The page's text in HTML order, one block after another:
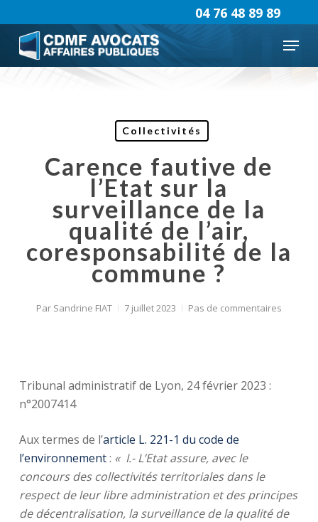
to
main
content
Menu
04 76 48 89 89
Collectivités
Carence fautive de
l’Etat sur la
surveillance de la
qualité de l’air,
coresponsabilité de la
commune ?
ParSandrine FIAT 7 juillet 2023 Pas de commentaires
Tribunal administratif de Lyon, 24 février 2023 :
n°2007414
Aux termes de l’article L. 221-1 du code de
l’environnement: « I.- L’Etat assure, avec le
concours des collectivités territoriales dans le
respect de leur libre administration et des principes
de décentralisation, la surveillance de la qualité de